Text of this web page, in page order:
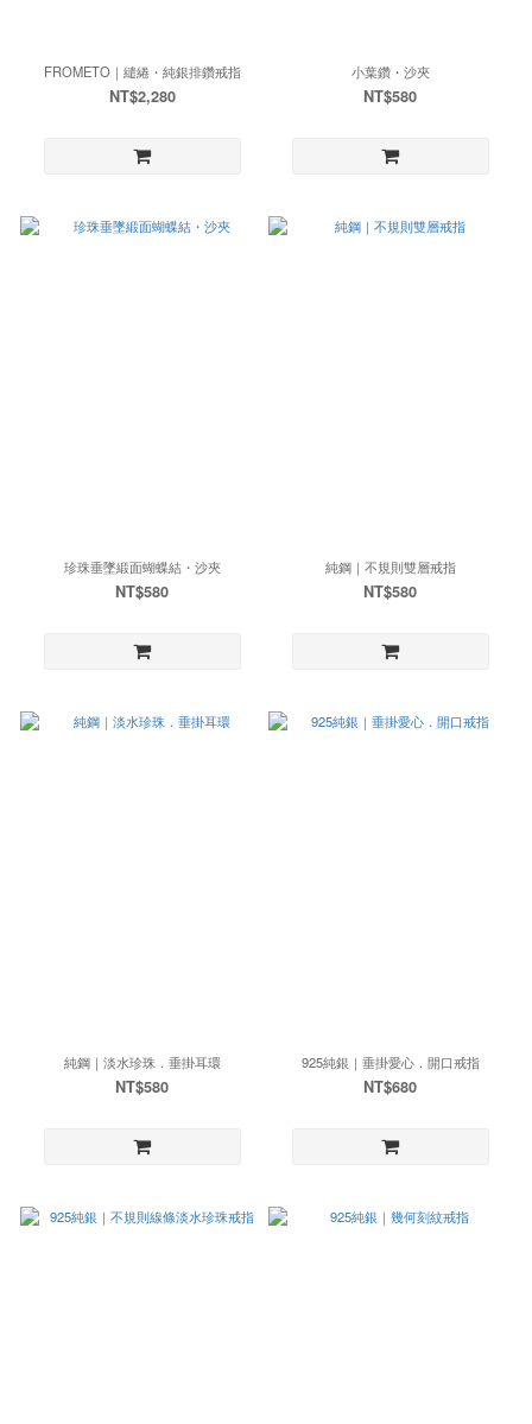
FROMETO｜繾綣・純銀排鑽戒指
NT$2,280
小葉鑽・沙夾
NT$580
珍珠垂墜緞面蝴蝶結・沙夾
NT$580
純鋼｜不規則雙層戒指
NT$580
純鋼｜淡水珍珠．垂掛耳環
NT$580
925純銀｜垂掛愛心．開口戒指
NT$680